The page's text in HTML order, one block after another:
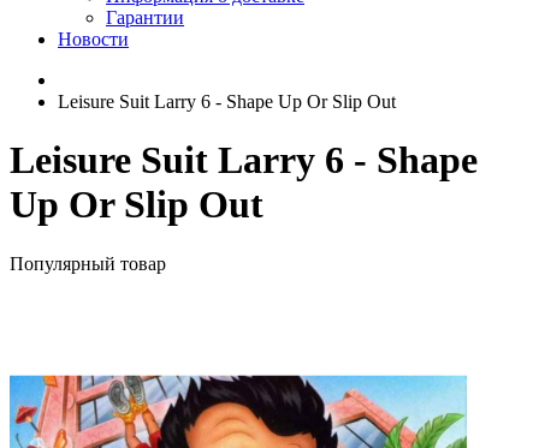
Гарантии
Новости
Leisure Suit Larry 6 - Shape Up Or Slip Out
Leisure Suit Larry 6 - Shape
Up Or Slip Out
Популярный товар